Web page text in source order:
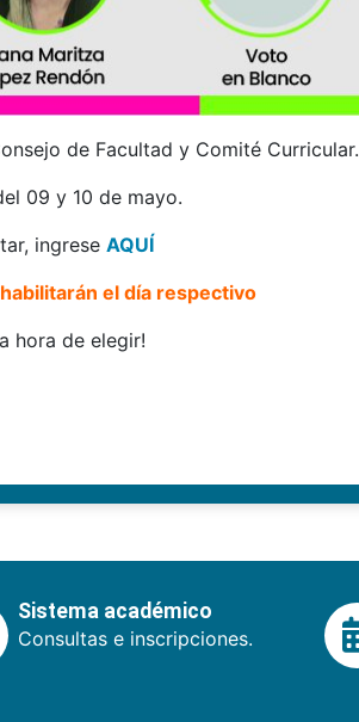
de Facultad y Comité Curricular.
09 y 10 de mayo.
ingrese AQUÍ
el día respectivo
hora de elegir!
Sistema académico
Consultas e inscripciones.